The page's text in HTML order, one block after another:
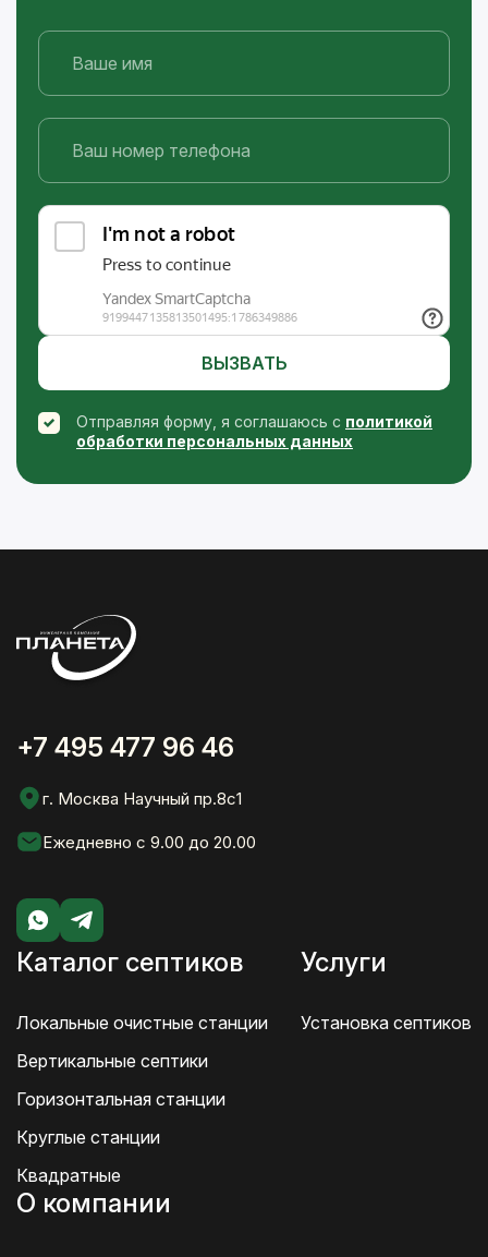
ВЫЗВАТЬ
Отправляя форму, я соглашаюсь с политикой
обработки персональных данных
+7 495 477 96 46
г. Москва Научный пр.8с1
Ежедневно с 9.00 до 20.00
Каталог септиков
Локальные очистные станции
Вертикальные септики
Горизонтальная станции
Круглые станции
Квадратные
Услуги
Установка септиков
О компании